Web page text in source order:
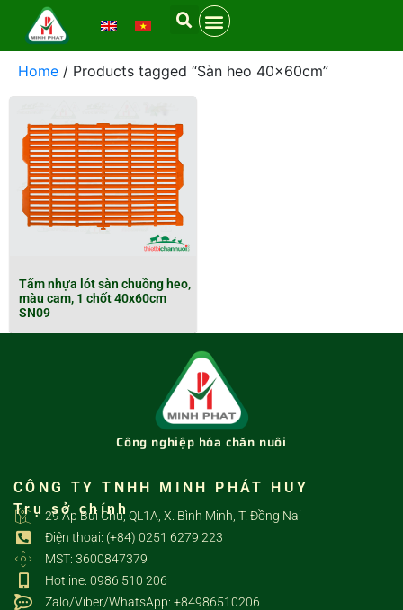
Home / Products tagged “Sàn heo 40x60cm”
Tấm nhựa lót sàn chuồng heo,
màu cam, 1 chốt 40x60cm
SN09
Công nghiệp hóa chăn nuôi
CÔNG TY TNHH MINH PHÁT HUY
Trụ sở chính
29 Ấp Bùi Chu, QL1A, X. Bình Minh, T. Đồng Nai
Điện thoại: (+84) 0251 6279 223
MST: 3600847379
Hotline: 0986 510 206
Zalo/Viber/WhatsApp: +84986510206